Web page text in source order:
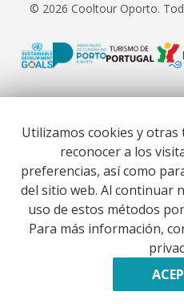
© 2026 Cooltour Oporto.
Website co-funded by
programme executed under
Desarrollado
Utilizamos cookies y
reconocer a los
preferencias, así como
del sitio web. Al continuar
uso de estos métodos
Para más información,